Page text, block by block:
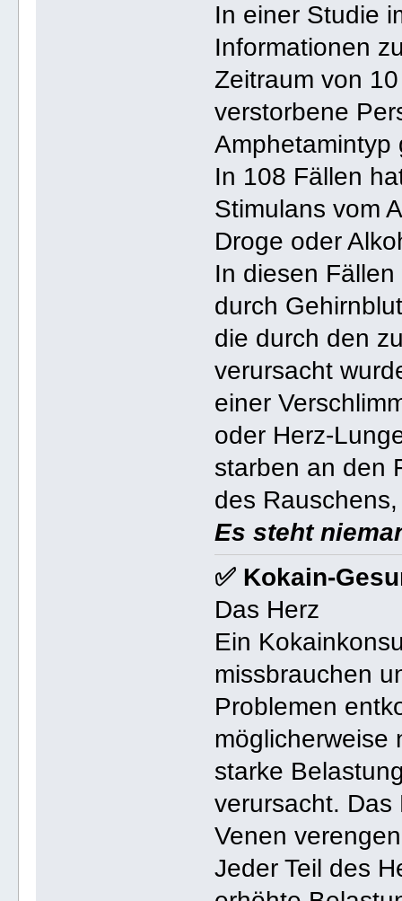
In einer Studie
Informationen
Zeitraum von
verstorbene
Amphetamintyp
In 108 Fällen
Stimulans vom
Droge oder
In diesen
durch
die durch den
verursacht
einer
oder Herz-
starben an den
des
Es steht
✅ Kokain-
Das Herz
Ein
missbrauchen
Problemen
möglicherweise
starke
verursacht. Das
Venen
Jeder Teil des